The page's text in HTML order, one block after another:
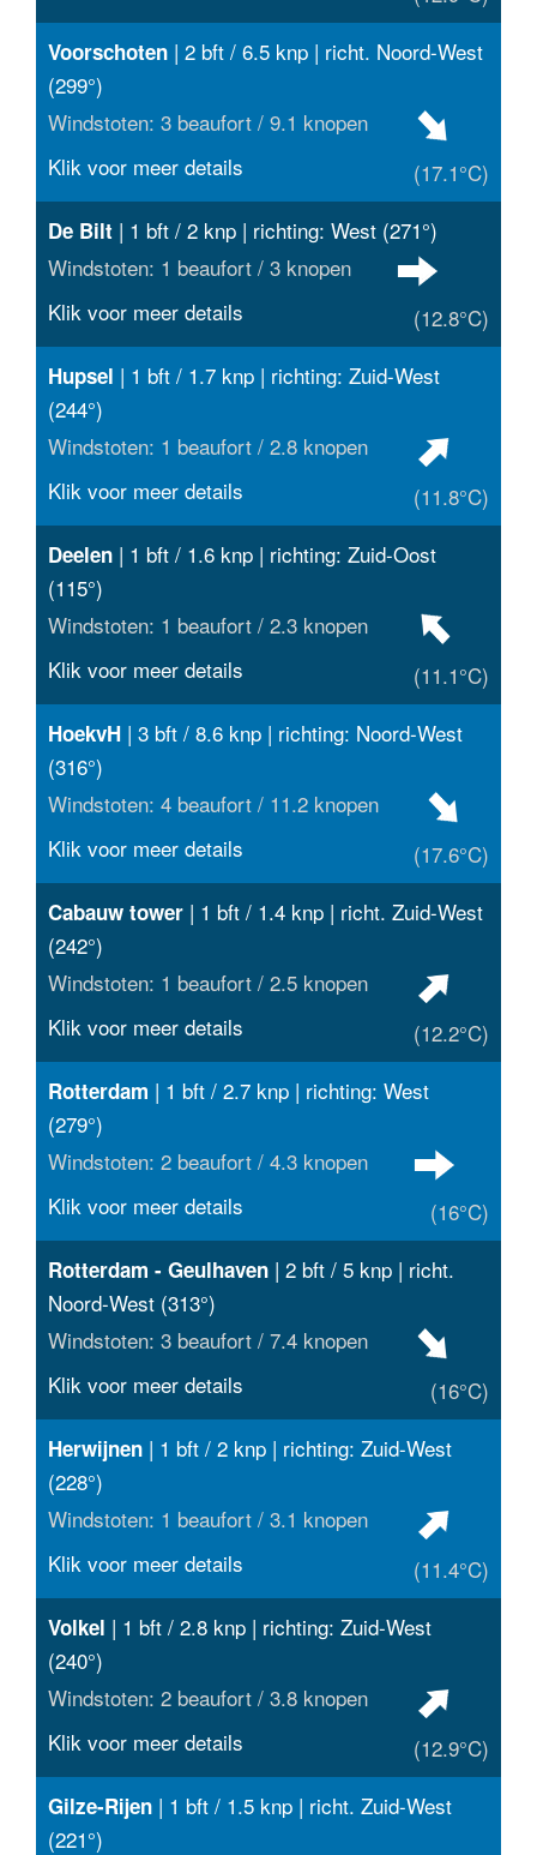
Voorschoten | 2 bft / 6.5 knp | richt. Noord-West
(299°)
Windstoten: 3 beaufort / 9.1 knopen
(17.1°C)
Klik voor meer details
De Bilt | 1 bft / 2 knp | richting: West (271°)
Windstoten: 1 beaufort / 3 knopen
(12.8°C)
Klik voor meer details
Hupsel | 1 bft / 1.7 knp | richting: Zuid-West
(244°)
Windstoten: 1 beaufort / 2.8 knopen
(11.8°C)
Klik voor meer details
Deelen | 1 bft / 1.6 knp | richting: Zuid-Oost
(115°)
Windstoten: 1 beaufort / 2.3 knopen
(11.1°C)
Klik voor meer details
HoekvH | 3 bft / 8.6 knp | richting: Noord-West
(316°)
Windstoten: 4 beaufort / 11.2 knopen
(17.6°C)
Klik voor meer details
Cabauw tower | 1 bft / 1.4 knp | richt. Zuid-West
(242°)
Windstoten: 1 beaufort / 2.5 knopen
(12.2°C)
Klik voor meer details
Rotterdam | 1 bft / 2.7 knp | richting: West
(279°)
Windstoten: 2 beaufort / 4.3 knopen
(16°C)
Klik voor meer details
Rotterdam - Geulhaven | 2 bft / 5 knp | richt.
Noord-West (313°)
Windstoten: 3 beaufort / 7.4 knopen
(16°C)
Klik voor meer details
Herwijnen | 1 bft / 2 knp | richting: Zuid-West
(228°)
Windstoten: 1 beaufort / 3.1 knopen
(11.4°C)
Klik voor meer details
Volkel | 1 bft / 2.8 knp | richting: Zuid-West
(240°)
Windstoten: 2 beaufort / 3.8 knopen
(12.9°C)
Klik voor meer details
Gilze-Rijen | 1 bft / 1.5 knp | richt. Zuid-West
(221°)